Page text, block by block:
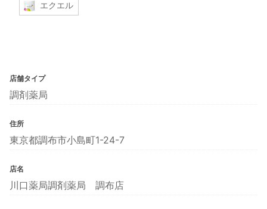
エクエル
店舗タイプ
調剤薬局
住所
東京都調布市小島町1-24-7
店名
川口薬局調剤薬局 調布店